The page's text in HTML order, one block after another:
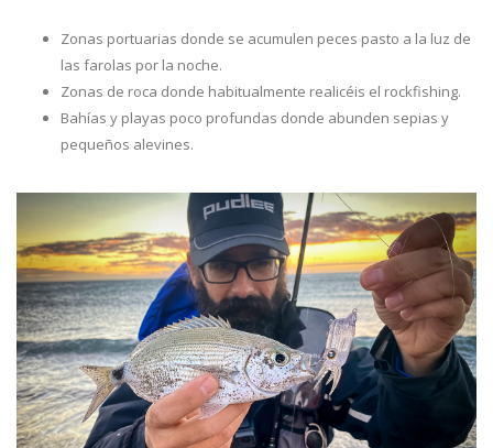
Zonas portuarias donde se acumulen peces pasto a la luz de
las farolas por la noche.
Zonas de roca donde habitualmente realicéis el rockfishing.
Bahías y playas poco profundas donde abunden sepias y
pequeños alevines.